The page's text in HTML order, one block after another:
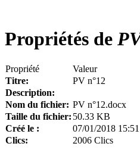
Propriétés de
Propriété
Valeur
Titre:
PV n°12
Description:
Nom du fichier: PV n°12.docx
Taille du fichier: 50.33 KB
Créé le :
07/01/2018 15:51
Clics:
2006 Clics